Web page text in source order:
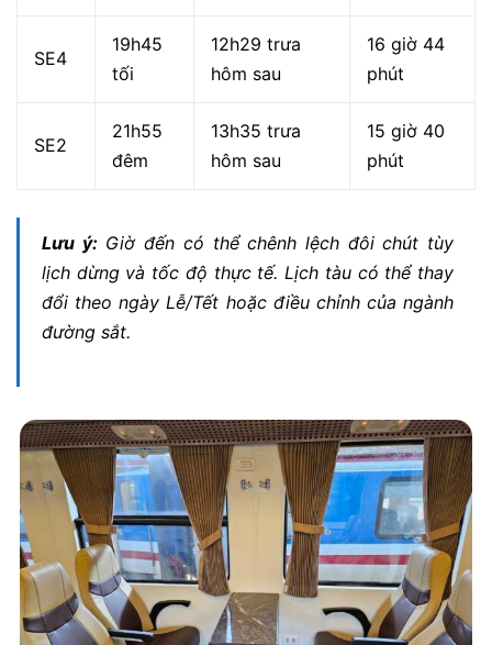
SE4
19h45
tối
12h29 trưa
hôm sau
16 giờ 44
phút
SE2
21h55
đêm
13h35 trưa
hôm sau
15 giờ 40
phút
Lưu ý:Giờ đến có thể chênh lệch đôi chút tùy
lịch dừng và tốc độ thực tế. Lịch tàu có thể thay
đổi theo ngày Lễ/Tết hoặc điều chỉnh của ngành
đường sắt.